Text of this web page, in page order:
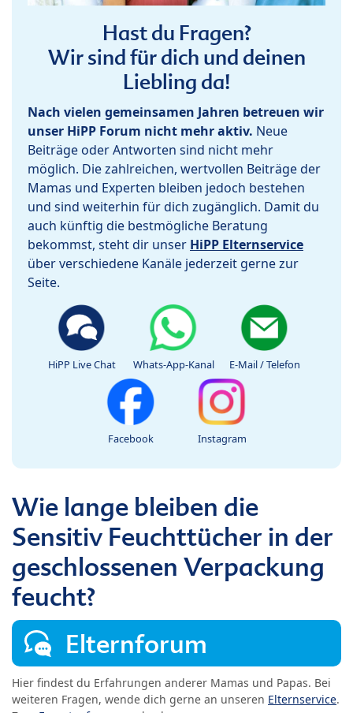
Hast du Fragen?
Wir sind für dich und deinen
Liebling da!
Nach vielen gemeinsamen Jahren betreuen wir
unser HiPP Forum nicht mehr aktiv. Neue
Beiträge oder Antworten sind nicht mehr
möglich. Die zahlreichen, wertvollen Beiträge der
Mamas und Experten bleiben jedoch bestehen
und sind weiterhin für dich zugänglich. Damit du
auch künftig die bestmögliche Beratung
bekommst, steht dir unser HiPP Elternservice
über verschiedene Kanäle jederzeit gerne zur
Seite.
HiPP Live Chat Whats-App-Kanal E-Mail / Telefon
Facebook Instagram
Wie lange bleiben die
Sensitiv Feuchttücher in der
geschlossenen Verpackung
feucht?
Elternforum
Hier findest du Erfahrungen anderer Mamas und Papas. Bei
weiteren Fragen, wende dich gerne an unseren Elternservice.